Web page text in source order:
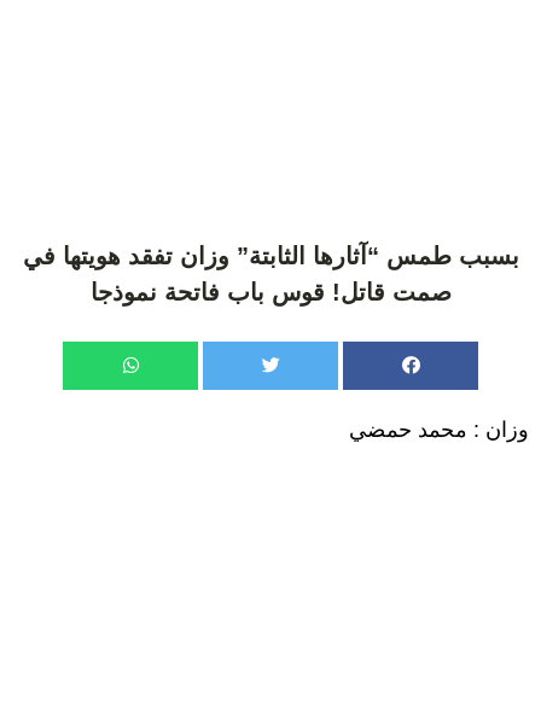
بسبب طمس “آثارها الثابتة” وزان تفقد هويتها في
صمت قاتل! قوس باب فاتحة نموذجا
وزان : محمد حمضي